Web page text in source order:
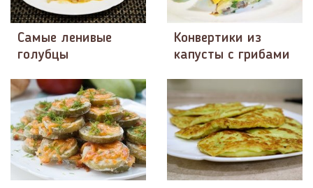
Самые ленивые
голубцы
Конвертики из
капусты с грибами